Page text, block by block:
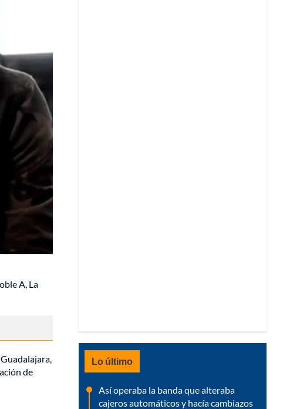
A, La
de
Lo último
Así operaba la banda que alteraba
cajeros automáticos y hacía cambiazos